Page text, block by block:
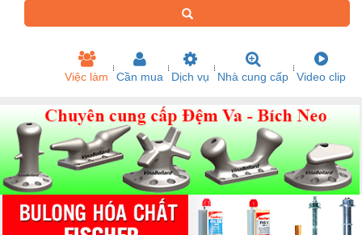
Việc làm Cần mua Dịch vụ Nhà cung cấp Video clip